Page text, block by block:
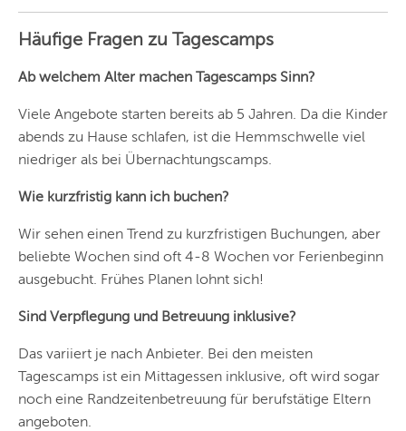
LEIPZIG
DRESDEN
ZÜRICH
Häufige Fragen zu Tagescamps
Ab welchem Alter machen Tagescamps Sinn?
Viele Angebote starten bereits ab 5 Jahren. Da die Kinder
abends zu Hause schlafen, ist die Hemmschwelle viel
niedriger als bei Übernachtungscamps.
Wie kurzfristig kann ich buchen?
Wir sehen einen Trend zu kurzfristigen Buchungen, aber
beliebte Wochen sind oft 4-8 Wochen vor Ferienbeginn
ausgebucht. Frühes Planen lohnt sich!
Sind Verpflegung und Betreuung inklusive?
Das variiert je nach Anbieter. Bei den meisten
Tagescamps ist ein Mittagessen inklusive, oft wird sogar
noch eine Randzeitenbetreuung für berufstätige Eltern
angeboten.